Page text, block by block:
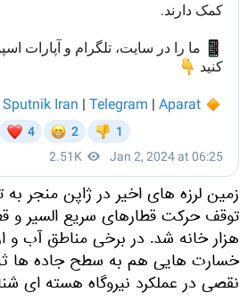
زمین لرزه های اخیر در ژاپن منجر
هزار خانه شد. در برخی مناطق آب و
خسارت هایی هم به سطح جاده
نقصی در عملکرد نیروگاه هسته ای